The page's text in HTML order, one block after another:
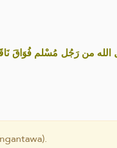
من رَجُل مُسْلم فُوَاقَ